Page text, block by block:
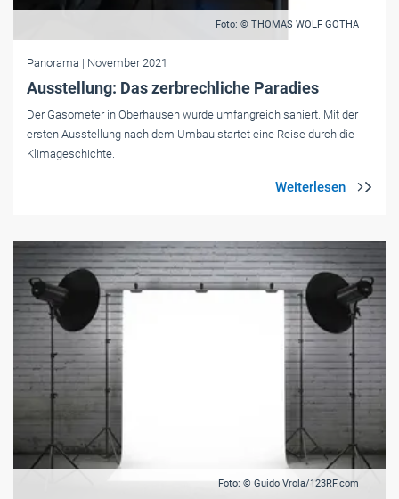
Foto: © THOMAS WOLF GOTHA
Panorama | November 2021
Ausstellung: Das zerbrechliche Paradies
Der Gasometer in Oberhausen wurde umfangreich saniert. Mit der
ersten Ausstellung nach dem Umbau startet eine Reise durch die
Klimageschichte.
Foto: © Guido Vrola/123RF.com